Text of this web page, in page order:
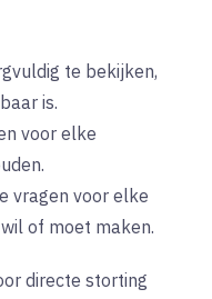
te bekijken,
is.
voor elke
vragen voor elke
of moet maken.
directe storting